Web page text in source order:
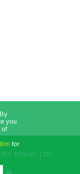
TRAVEL LTD
you
of
for